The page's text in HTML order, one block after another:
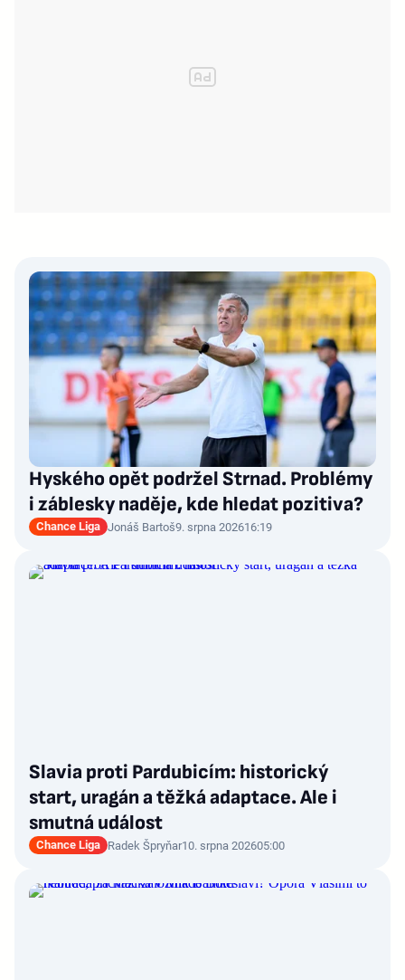
Hyského opět podržel Strnad. Problémy
i záblesky naděje, kde hledat pozitiva?
Chance Liga Jonáš Bartoš9. srpna 202616:19
Slavia proti Pardubicím: historický
start, uragán a těžká adaptace. Ale i
smutná událost
Chance Liga Radek Špryňar10. srpna 202605:00